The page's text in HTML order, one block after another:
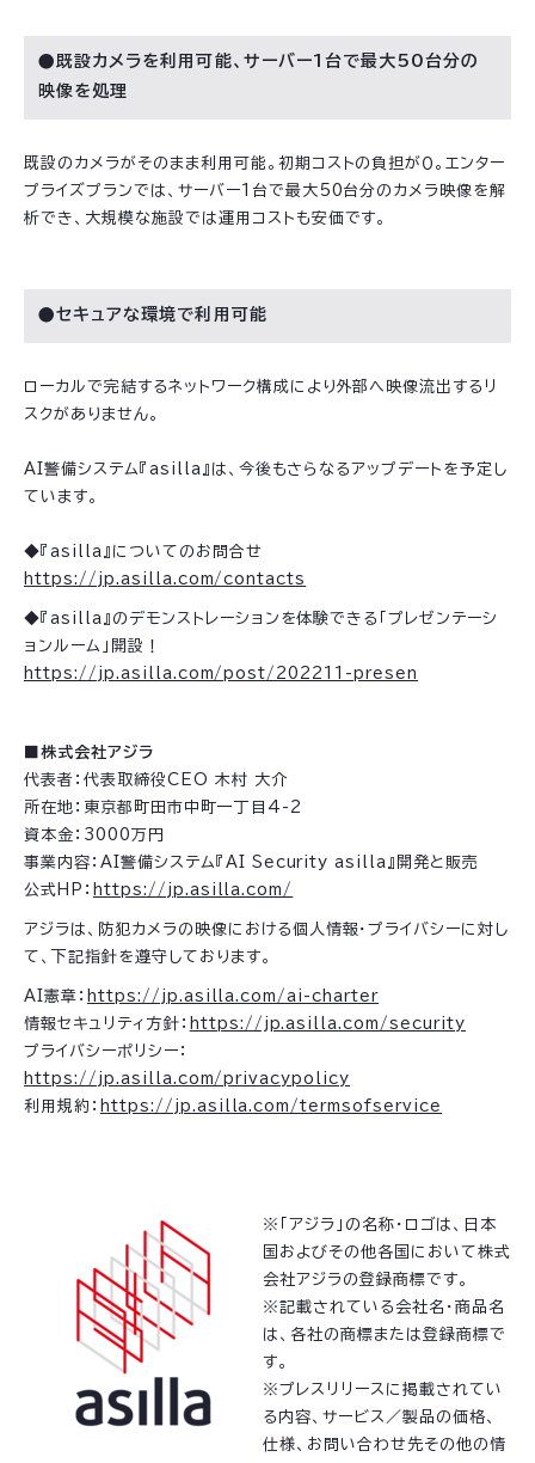
●既設カメラを利用可能、サーバー1台で最大50台分の
映像を処理
既設のカメラがそのまま利用可能。初期コストの負担が０。エンター
プライズプランでは、サーバー1台で最大50台分のカメラ映像を解
析でき、大規模な施設では運用コストも安価です。
●セキュアな環境で利用可能
ローカルで完結するネットワーク構成により外部へ映像流出するリ
スクがありません。
AI警備システム『asilla』は、今後もさらなるアップデートを予定し
ています。
◆『asilla』についてのお問合せ
https://jp.asilla.com/contacts
◆『asilla』のデモンストレーションを体験できる「プレゼンテーシ
ョンルーム」開設！
https://jp.asilla.com/post/202211-presen
■株式会社アジラ
代表者：代表取締役CEO 木村 大介
所在地：東京都町田市中町一丁目4-2
資本金：3000万円
事業内容：AI警備システム『AI Security asilla』開発と販売
公式HP： https://jp.asilla.com/
アジラは、防犯カメラの映像における個人情報・プライバシーに対し
て、下記指針を遵守しております。
AI憲章： https://jp.asilla.com/ai-charter
情報セキュリティ方針： https://jp.asilla.com/security
プライバシーポリシー：
https://jp.asilla.com/privacypolicy
利用規約： https://jp.asilla.com/termsofservice
※「アジラ」の名称・ロゴは、日本
国およびその他各国において株式
会社アジラの登録商標です。
※記載されている会社名・商品名
は、各社の商標または登録商標で
す。
※プレスリリースに掲載されてい
る内容、サービス／製品の価格、
仕様、お問い合わせ先その他の情